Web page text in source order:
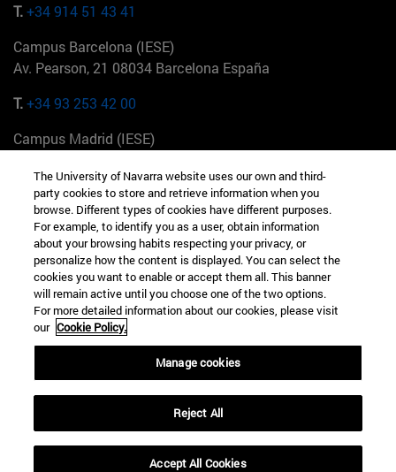
T.+34 914 51 43 41
Campus Barcelona (IESE)
Av. Pearson, 21 08034 Barcelona España
T.+34 93 253 42 00
Campus Madrid (IESE)
+34 912 11 30 00
Campus Nueva York (IESE)
165 W 57th St 10019-2201 Nueva York EE.UU
+1 646 346 8850
Campus Munich (IESE)
Maria-Theresia-Straße 15 81675 Múnich Alemania
+49 89 24209790
Campus Sao Paulo (IESE)
Rua Martiniano de Carvalho, 573 01321001 Bela Vista Brasil
The University of Navarra website uses our own and third-
party cookies to store and retrieve information when you
browse. Different types of cookies have different purposes.
For example, to identify you as a user, obtain information
about your browsing habits respecting your privacy, or
personalize how the content is displayed. You can select the
cookies you want to enable or accept them all. This banner
will remain active until you choose one of the two options.
For more detailed information about our cookies, please visit
our Cookie Policy.
Manage cookies
Reject All
Accept All Cookies